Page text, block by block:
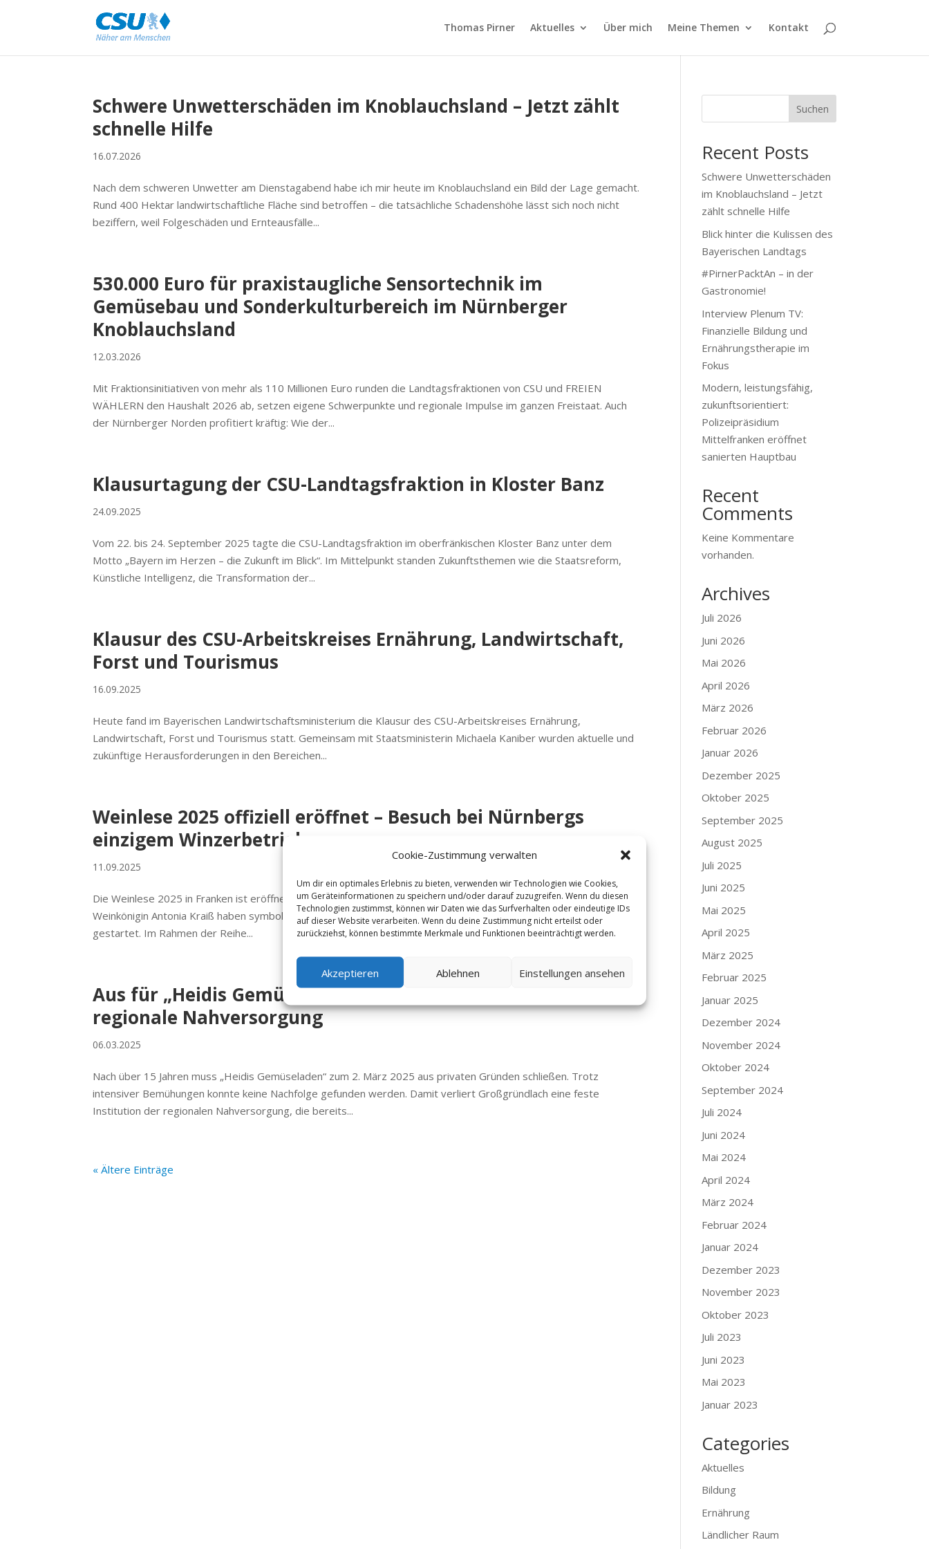
Cookie-Zustimmung verwalten
Um dir ein optimales Erlebnis zu bieten, verwenden wir Technologien wie Cookies,
um Geräteinformationen zu speichern und/oder darauf zuzugreifen. Wenn du diesen
Technologien zustimmst, können wir Daten wie das Surfverhalten oder eindeutige IDs
auf dieser Website verarbeiten. Wenn du deine Zustimmung nicht erteilst oder
zurückziehst, können bestimmte Merkmale und Funktionen beeinträchtigt werden.
Akzeptieren Ablehnen Einstellungen ansehen
Thomas Pirner Aktuelles Über mich Meine Themen Kontakt
Schwere Unwetterschäden im Knoblauchsland – Jetzt zählt
schnelle Hilfe
16.07.2026
Nach dem schweren Unwetter am Dienstagabend habe ich mir heute im Knoblauchsland ein Bild der Lage gemacht.
Rund 400 Hektar landwirtschaftliche Fläche sind betroffen – die tatsächliche Schadenshöhe lässt sich noch nicht
beziffern, weil Folgeschäden und Ernteausfälle...
530.000 Euro für praxistaugliche Sensortechnik im
Gemüsebau und Sonderkulturbereich im Nürnberger
Knoblauchsland
12.03.2026
Mit Fraktionsinitiativen von mehr als 110 Millionen Euro runden die Landtagsfraktionen von CSU und FREIEN
WÄHLERN den Haushalt 2026 ab, setzen eigene Schwerpunkte und regionale Impulse im ganzen Freistaat. Auch
der Nürnberger Norden profitiert kräftig: Wie der...
Klausurtagung der CSU-Landtagsfraktion in Kloster Banz
24.09.2025
Vom 22. bis 24. September 2025 tagte die CSU-Landtagsfraktion im oberfränkischen Kloster Banz unter dem
Motto „Bayern im Herzen – die Zukunft im Blick“. Im Mittelpunkt standen Zukunftsthemen wie die Staatsreform,
Künstliche Intelligenz, die Transformation der...
Klausur des CSU-Arbeitskreises Ernährung, Landwirtschaft,
Forst und Tourismus
16.09.2025
Heute fand im Bayerischen Landwirtschaftsministerium die Klausur des CSU-Arbeitskreises Ernährung,
Landwirtschaft, Forst und Tourismus statt. Gemeinsam mit Staatsministerin Michaela Kaniber wurden aktuelle und
zukünftige Herausforderungen in den Bereichen...
Weinlese 2025 offiziell eröffnet – Besuch bei Nürnbergs
einzigem Winzerbetrieb
11.09.2025
Die Weinlese 2025 in Franken ist eröffnet: Bayerns Landwirtschaftsministerin Michaela Kaniber und die Fränkische
Weinkönigin Antonia Kraiß haben symbolisch die ersten Trauben geerntet und damit die diesjährige Lese offiziell
gestartet. Im Rahmen der Reihe...
Aus für „Heidis Gemüseladen“ – Ein schwerer Verlust für die
regionale Nahversorgung
06.03.2025
Nach über 15 Jahren muss „Heidis Gemüseladen“ zum 2. März 2025 aus privaten Gründen schließen. Trotz
intensiver Bemühungen konnte keine Nachfolge gefunden werden. Damit verliert Großgründlach eine feste
Institution der regionalen Nahversorgung, die bereits...
« Ältere Einträge
Suchen
Recent Posts
Schwere Unwetterschäden
im Knoblauchsland – Jetzt
zählt schnelle Hilfe
Blick hinter die Kulissen des
Bayerischen Landtags
#PirnerPacktAn – in der
Gastronomie!
Interview Plenum TV:
Finanzielle Bildung und
Ernährungstherapie im
Fokus
Modern, leistungsfähig,
zukunftsorientiert:
Polizeipräsidium
Mittelfranken eröffnet
sanierten Hauptbau
Recent
Comments
Keine Kommentare
vorhanden.
Archives
Juli 2026
Juni 2026
Mai 2026
April 2026
März 2026
Februar 2026
Januar 2026
Dezember 2025
Oktober 2025
September 2025
August 2025
Juli 2025
Juni 2025
Mai 2025
April 2025
März 2025
Februar 2025
Januar 2025
Dezember 2024
November 2024
Oktober 2024
September 2024
Juli 2024
Juni 2024
Mai 2024
April 2024
März 2024
Februar 2024
Januar 2024
Dezember 2023
November 2023
Oktober 2023
Juli 2023
Juni 2023
Mai 2023
Januar 2023
Categories
Aktuelles
Bildung
Ernährung
Ländlicher Raum